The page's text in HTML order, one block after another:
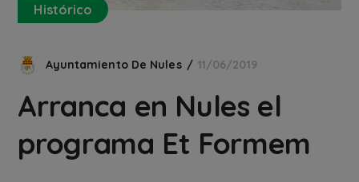
Histórico
Ayuntamiento De Nules 11/06/2019
Arranca en Nules el
programa Et Formem